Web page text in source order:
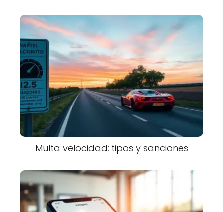
Multa velocidad: tipos y sanciones